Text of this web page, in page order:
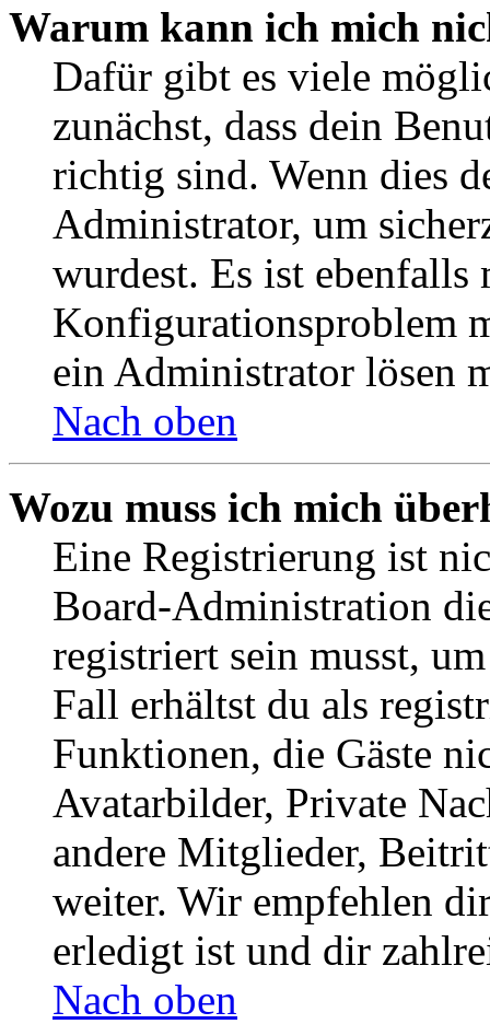
Warum kann ich mich
Dafür gibt es viele
zunächst, dass dein
richtig sind. Wenn dies
Administrator, um
wurdest. Es ist ebenfalls
Konfigurationsproblem
ein Administrator lösen
Nach oben
Wozu muss ich mich
Eine Registrierung ist
Board-Administration
registriert sein musst,
Fall erhältst du als
Funktionen, die Gäste
Avatarbilder, Private
andere Mitglieder,
weiter. Wir empfehlen
erledigt ist und dir
Nach oben